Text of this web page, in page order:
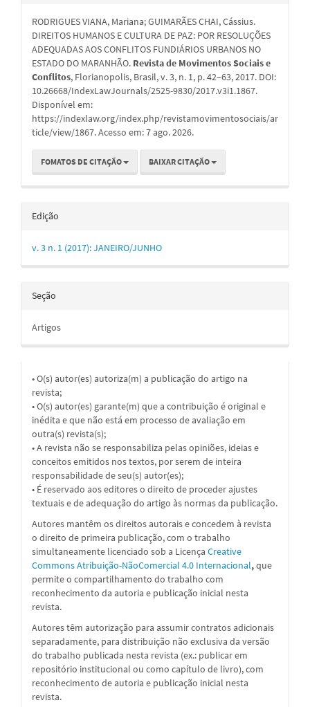
artigo
RODRIGUES VIANA, Mariana; GUIMARÃES CHAI, Cássius.
DIREITOS HUMANOS E CULTURA DE PAZ: POR RESOLUÇÕES
ADEQUADAS AOS CONFLITOS FUNDIÁRIOS URBANOS NO
ESTADO DO MARANHÃO. Revista de Movimentos Sociais e
Conflitos, Florianopolis, Brasil, v. 3, n. 1, p. 42–63, 2017. DOI:
10.26668/IndexLawJournals/2525-9830/2017.v3i1.1867.
Disponível em:
https://indexlaw.org/index.php/revistamovimentosociais/ar
ticle/view/1867. Acesso em: 7 ago. 2026.
FOMATOS DE CITAÇÃO BAIXAR CITAÇÃO
Edição
v. 3 n. 1 (2017): JANEIRO/JUNHO
Seção
Artigos
• O(s) autor(es) autoriza(m) a publicação do artigo na
revista;
• O(s) autor(es) garante(m) que a contribuição é original e
inédita e que não está em processo de avaliação em
outra(s) revista(s);
• A revista não se responsabiliza pelas opiniões, ideias e
conceitos emitidos nos textos, por serem de inteira
responsabilidade de seu(s) autor(es);
• É reservado aos editores o direito de proceder ajustes
textuais e de adequação do artigo às normas da publicação.
Autores mantêm os direitos autorais e concedem à revista
o direito de primeira publicação, com o trabalho
simultaneamente licenciado sob a Licença Creative
Commons Atribuição-NãoComercial 4.0 Internacional,que
permite o compartilhamento do trabalho com
reconhecimento da autoria e publicação inicial nesta
revista.
Autores têm autorização para assumir contratos adicionais
separadamente, para distribuição não exclusiva da versão
do trabalho publicada nesta revista (ex.: publicar em
repositório institucional ou como capítulo de livro), com
reconhecimento de autoria e publicação inicial nesta
revista.